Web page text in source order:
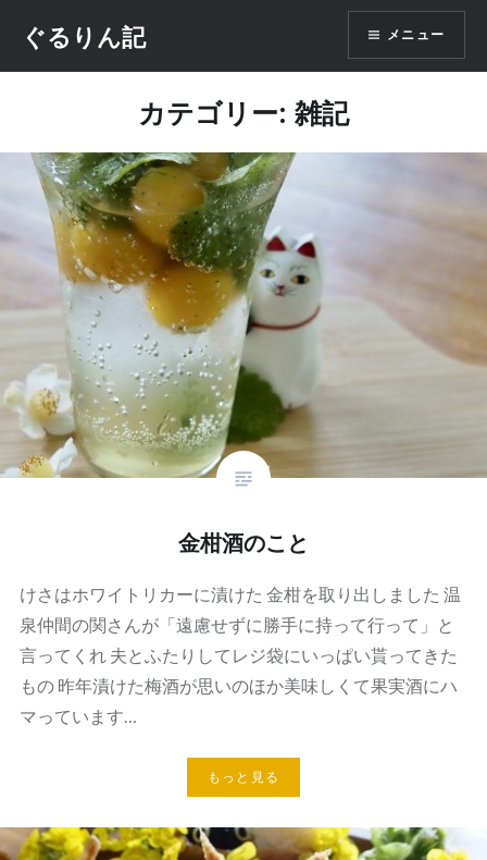
テ
へ
ッ
ぐるりん記 メニュー
カテゴリー: 雑記
金柑酒のこと
けさはホワイトリカーに漬けた 金柑を取り出しました 温
泉仲間の関さんが「遠慮せずに勝手に持って行って」と
言ってくれ 夫とふたりしてレジ袋にいっぱい貰ってきた
もの 昨年漬けた梅酒が思いのほか美味しくて果実酒にハ
マっています…
もっと見る